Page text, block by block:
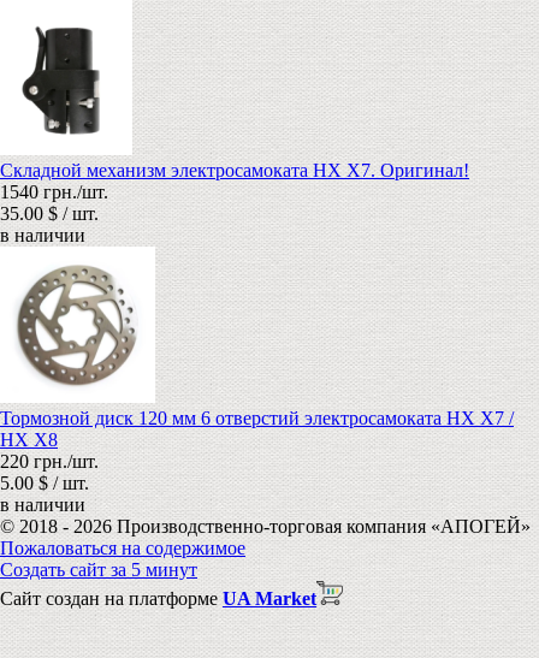
Складной механизм электросамоката HX X7. Оригинал!
1540 грн./шт.
35.00 $ / шт.
в наличии
Тормозной диск 120 мм 6 отверстий электросамоката HX X7 /
HX X8
220 грн./шт.
5.00 $ / шт.
в наличии
© 2018 - 2026 Производственно-торговая компания «АПОГЕЙ»
Пожаловаться на содержимое
Создать сайт за 5 минут
Сайт создан на платформе UA Market